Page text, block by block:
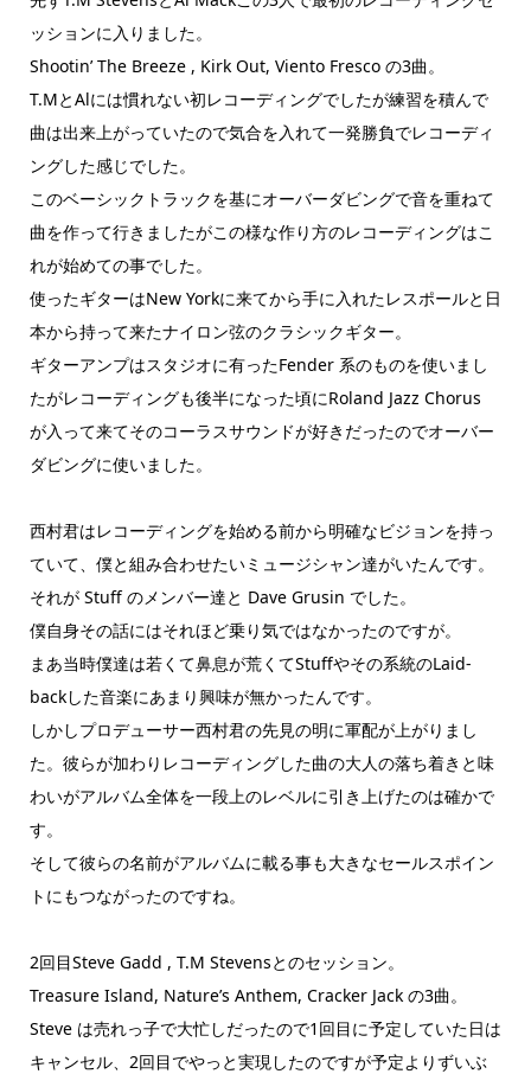
ッションに入りました。
Shootin’ The Breeze , Kirk Out, Viento Fresco の3曲。
T.MとAlには慣れない初レコーディングでしたが練習を積んで
曲は出来上がっていたので気合を入れて一発勝負でレコーディ
ングした感じでした。
このベーシックトラックを基にオーバーダビングで音を重ねて
曲を作って行きましたがこの様な作り方のレコーディングはこ
れが始めての事でした。
使ったギターはNew Yorkに来てから手に入れたレスポールと日
本から持って来たナイロン弦のクラシックギター。
ギターアンプはスタジオに有ったFender 系のものを使いまし
たがレコーディングも後半になった頃にRoland Jazz Chorus
が入って来てそのコーラスサウンドが好きだったのでオーバー
ダビングに使いました。
西村君はレコーディングを始める前から明確なビジョンを持っ
ていて、僕と組み合わせたいミュージシャン達がいたんです。
それが Stuff のメンバー達と Dave Grusin でした。
僕自身その話にはそれほど乗り気ではなかったのですが。
まあ当時僕達は若くて鼻息が荒くてStuffやその系統のLaid-
backした音楽にあまり興味が無かったんです。
しかしプロデューサー西村君の先見の明に軍配が上がりまし
た。彼らが加わりレコーディングした曲の大人の落ち着きと味
わいがアルバム全体を一段上のレベルに引き上げたのは確かで
す。
そして彼らの名前がアルバムに載る事も大きなセールスポイン
トにもつながったのですね。
2回目Steve Gadd , T.M Stevensとのセッション。
Treasure Island, Nature’s Anthem, Cracker Jack の3曲。
Steve は売れっ子で大忙しだったので1回目に予定していた日は
キャンセル、2回目でやっと実現したのですが予定よりずいぶ